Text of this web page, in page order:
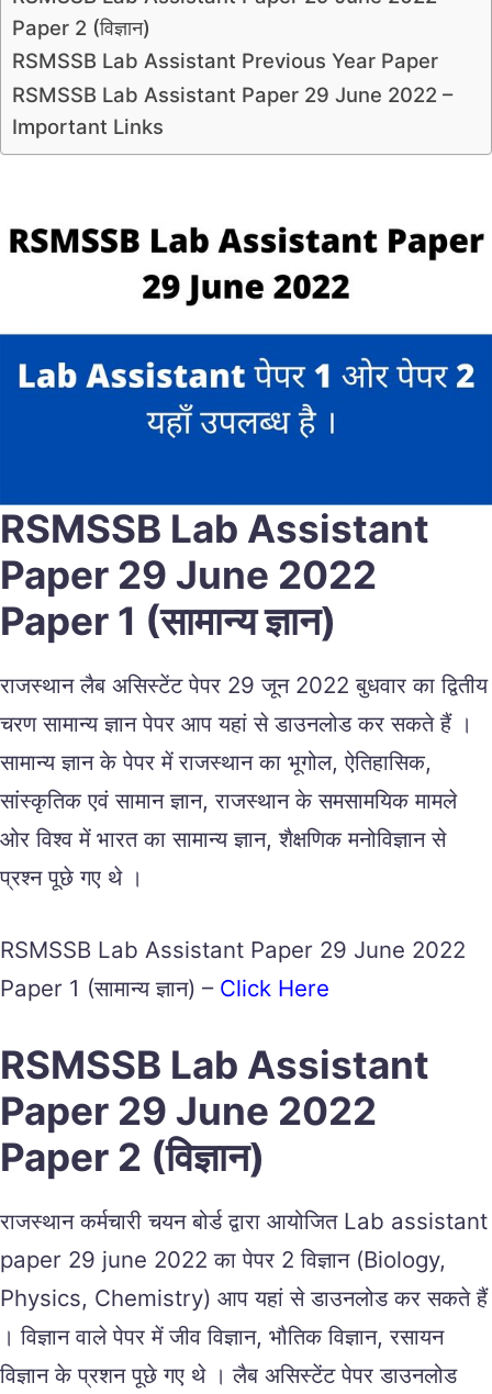
Paper 2 (विज्ञान)
RSMSSB Lab Assistant Previous Year Paper
RSMSSB Lab Assistant Paper 29 June 2022 –
Important Links
RSMSSB Lab Assistant
Paper 29 June 2022
Paper 1 (सामान्य ज्ञान)
राजस्थान लैब असिस्टेंट पेपर 29 जून 2022 बुधवार का द्वितीय
चरण सामान्य ज्ञान पेपर आप यहां से डाउनलोड कर सकते हैं ।
सामान्य ज्ञान के पेपर में राजस्थान का भूगोल, ऐतिहासिक,
सांस्कृतिक एवं सामान ज्ञान, राजस्थान के समसामयिक मामले
ओर विश्व में भारत का सामान्य ज्ञान, शैक्षणिक मनोविज्ञान से
प्रश्न पूछे गए थे ।
RSMSSB Lab Assistant Paper 29 June 2022
Paper 1 (सामान्य ज्ञान) – Click Here
RSMSSB Lab Assistant
Paper 29 June 2022
Paper 2 (विज्ञान)
राजस्थान कर्मचारी चयन बोर्ड द्वारा आयोजित Lab assistant
paper 29 june 2022 का पेपर 2 विज्ञान (Biology,
Physics, Chemistry) आप यहां से डाउनलोड कर सकते हैं
। विज्ञान वाले पेपर में जीव विज्ञान, भौतिक विज्ञान, रसायन
विज्ञान के प्रशन पूछे गए थे । लैब असिस्टेंट पेपर डाउनलोड